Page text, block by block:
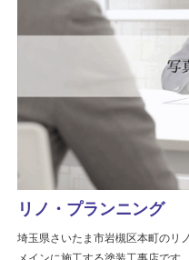
リノ・プランニング
埼玉県さいたま市岩槻区本町のリ